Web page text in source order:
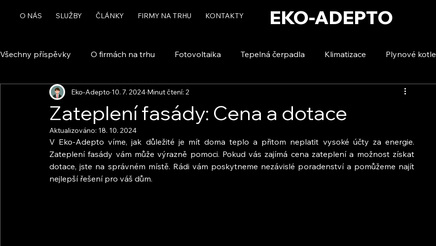
O NÁS SLUŽBY ČLÁNKY FIRMY NA TRHU KONTAKTY EKO-ADEPTO
Všechny příspěvky O firmách na trhu Fotovoltaika Tepelná čerpadla Klimatizace Plynové kotle
Rekuperace a větrání Chytrá domácnost a automatizace Voda a úspory
Zateplení fasády: Cena a dotace
Eko-Adepto 10. 7. 2024 Minut čtení: 2
Aktualizováno: 18. 10. 2024
V Eko-Adepto víme, jak důležité je mít doma teplo a přitom neplatit vysoké účty za energie.
Zateplení fasády vám může výrazně pomoci. Pokud vás zajímá cena zateplení a možnost získat
dotace, jste na správném místě. Rádi vám poskytneme nezávislé poradenství a pomůžeme najít
nejlepší řešení pro váš dům.